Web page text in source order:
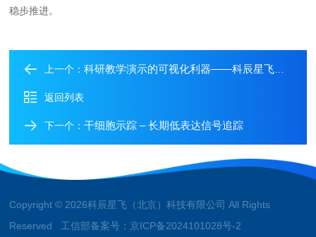
稳步推进。
上一个：科研教学演示的可视化利器——科辰星飞成像系统直观展示化学发光原理
返回列表
下一个：干细胞示踪 – 长期低表达信号追踪
Copyright © 2026科辰星飞（北京）科技有限公司 All Rights
Reserved 工信部备案号： 京ICP备2024101028号-2